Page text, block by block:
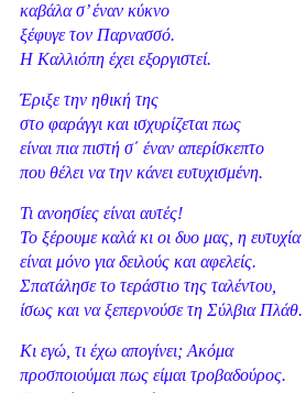
καβάλα σ’ έναν κύκνο
ξέφυγε τον Παρνασσό.
Η Καλλιόπη έχει εξοργιστεί.
Έριξε την ηθική της
στο φαράγγι και ισχυρίζεται πως
είναι πια πιστή σ΄ έναν απερίσκεπτο
που θέλει να την κάνει ευτυχισμένη.
Τι ανοησίες είναι αυτές!
Το ξέρουμε καλά κι οι δυο μας, η ευτυχία
είναι μόνο για δειλούς και αφελείς.
Σπατάλησε το τεράστιο της ταλέντου,
ίσως και να ξεπερνούσε τη Σύλβια Πλάθ.
Κι εγώ, τι έχω απογίνει; Ακόμα
προσποιούμαι πως είμαι τροβαδούρος.